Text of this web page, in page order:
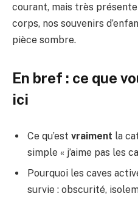
courant, mais très
corps, nos souvenirs
pièce sombre.
En bref : ce que
ici
Ce qu’est vraiment la
simple « j’aime pas les
Pourquoi les caves
survie : obscurité,